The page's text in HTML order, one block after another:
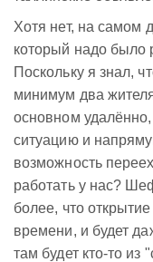
Хотя нет, на самом
который надо было
Поскольку я знал,
минимум два
основном
ситуацию и
возможность
работать у нас?
более, что
времени, и будет
там будет кто-то из